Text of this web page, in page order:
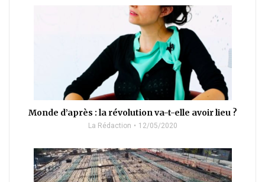
Monde d’après : la révolution va-t-elle avoir lieu ?
La Rédaction 12/05/2020